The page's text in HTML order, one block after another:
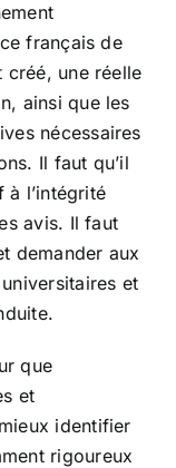
français de
créé, une réelle
ainsi que les
nécessaires
Il faut qu’il
l’intégrité
avis. Il faut
demander aux
et
que
et
identifier
rigoureux